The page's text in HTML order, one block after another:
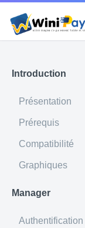
Introduction
Présentation
Prérequis
Compatibilité
Graphiques
Manager
Authentification
Propriété
Licence
Qualité